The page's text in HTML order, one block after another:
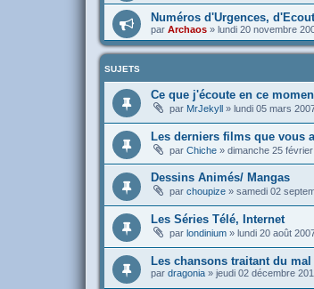
Numéros d'Urgences,
par Archaos » lundi 20 novembre
SUJETS
Ce que j'écoute en ce
par MrJekyll » lundi 05 mars
Les derniers films que vous
par Chiche » dimanche 25
Dessins Animés/ Mangas
par choupize » samedi 02
Les Séries Télé, Internet
par londinium » lundi 20 août
Les chansons traitant du
par dragonia » jeudi 02 décembre